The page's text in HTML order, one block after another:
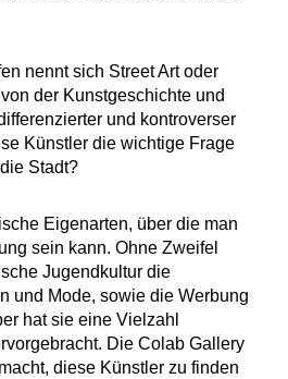
nennt sich Street Art oder
der Kunstgeschichte und
und kontroverser
Künstler die wichtige Frage
Stadt?
Eigenarten, über die man
sein kann. Ohne Zweifel
Jugendkultur die
und Mode, sowie die Werbung
hat sie eine Vielzahl
Die Colab Gallery
diese Künstler zu finden